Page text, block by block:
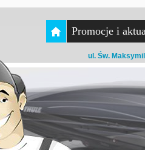
Promocje i
ul. Św.